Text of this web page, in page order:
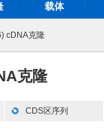
载体
cDNA克隆
克隆
CDS区序列